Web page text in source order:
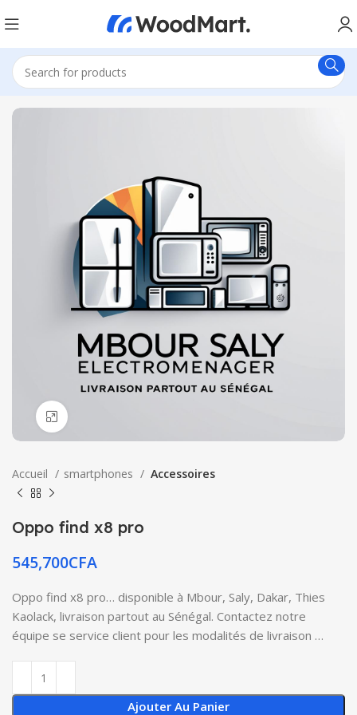
Accueil smartphones Accessoires
Oppo find x8 pro
545,700CFA
Oppo find x8 pro… disponible à Mbour, Saly, Dakar, Thies
Kaolack, livraison partout au Sénégal. Contactez notre
équipe se service client pour les modalités de livraison …
Ajouter Au Panier